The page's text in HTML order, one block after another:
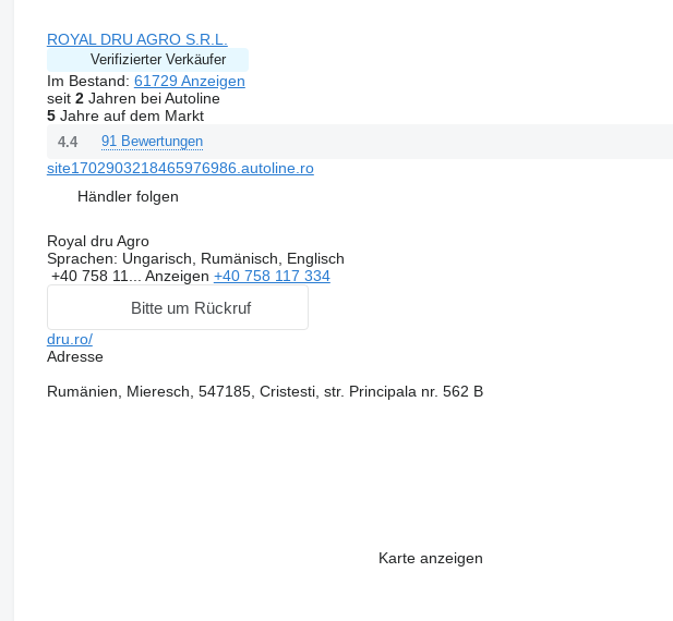
ROYAL DRU AGRO S.R.L.
Verifizierter Verkäufer
Im Bestand: 61729 Anzeigen
seit 2Jahren bei Autoline
5Jahre auf dem Markt
4.4 91 Bewertungen
site1702903218465976986.autoline.ro
Händler folgen
Royal dru Agro
Sprachen: Ungarisch, Rumänisch, Englisch
+40 758 11... Anzeigen +40 758 117 334
Bitte um Rückruf
dru.ro/
Adresse
Rumänien, Mieresch, 547185, Cristesti, str. Principala nr. 562 B
Karte anzeigen